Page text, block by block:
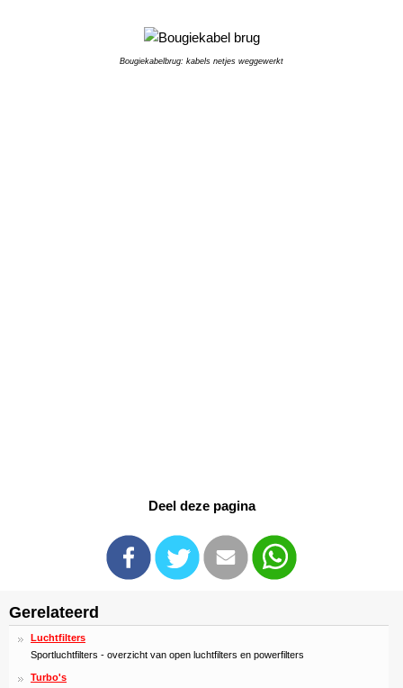
Bougiekabelbrug: kabels netjes weggewerkt
Deel deze pagina
Gerelateerd
Luchtfilters
Sportluchtfilters - overzicht van open luchtfilters en powerfilters
Turbo's